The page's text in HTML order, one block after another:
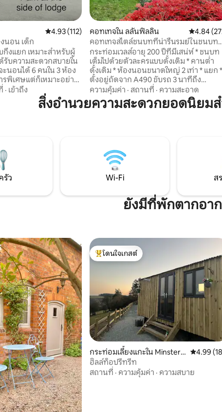
คะแนนเฉลี่ย 4.93 จาก 5, 112 รีวิว
4.93 (112)
นอน เด็ก
งแยก เหมาะสำหรับผู้
รับความสะดวกสบายใน
นอนได้ 6 คนใน 3 ห้อง
พิเศษแต่ก็เหมาะอย่าง
จกรรมสำหรับการเข้า
วลช์พูลได้สะดวกด้วยการ
ดยรถยนต์พื้นที่นั่งเล่นใน
เดินเข้าไปใน
โดยรถยนต์
· เข้าถึง
คอทเทจใน ลลันฟิลลิน คะแนนเฉ
4.84
คอทเทจสไตล์ชนบทที่น่ารื่นรมย์ในชนบท
ของ Llanfyllin เวลส์
กระท่อมเวลส์อายุ 200 ปีที่มีเสน่ห์ * ชนบท
เต็มไปด้วยตัวละครแบบดั้งเดิม * คานต่ำ
ดั้งเดิม * ห้องนอนขนาดใหญ่ 2 เท่า * แยก *
ตั้งอยู่ถัดจาก A490 ขับรถ 3 นาทีถึง
Llanfyllin Town * Lake Vyrnwy, Oswestry
& Welshpool (ขับรถ 15 นาที) * Accom: -
ห้องครัว/ร้านอาหาร * โต๊ะอาหารในฟาร์ม
40 'x20' * W/Mach * D/wash * Log
* Oak Floors *
ความคุ้มค่า · สถานที่ · ความสะอาด
สิ่งอำนวยความสะดวกยอดนิยม
รัว Wi-Fi ส
ยังมีที่พักตากอา
โดนใจเกสต์ที่สุด
โดนใจเกสต์
กระท่อมเลี้ยงแกะใน Minsterle
y
คะแนนเฉ
4.99
ฮิลล์ท็อปรีทรีท
สถานที่ · ความคุ้มค่า · ความสบาย